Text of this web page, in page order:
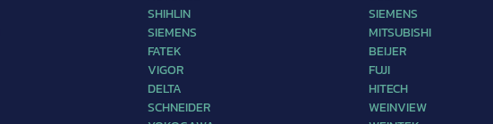
SHIHLIN
SIEMENS
FATEK
VIGOR
DELTA
SCHNEIDER
SIEMENS
MITSUBISHI
BEIJER
FUJI
HITECH
WEINVIEW